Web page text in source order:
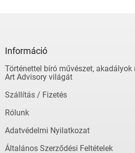
Információ
Történettel bíró művészet,
Art Advisory világát
Szállítás / Fizetés
Rólunk
Adatvédelmi Nyilatkozat
Általános Szerződési Feltételek